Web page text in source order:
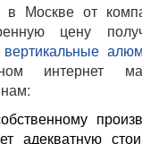
в Москве от
цену
вертикальные
интернет
адекватную